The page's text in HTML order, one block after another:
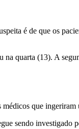
é de que os
na quarta (13). A
médicos que
sendo investigado